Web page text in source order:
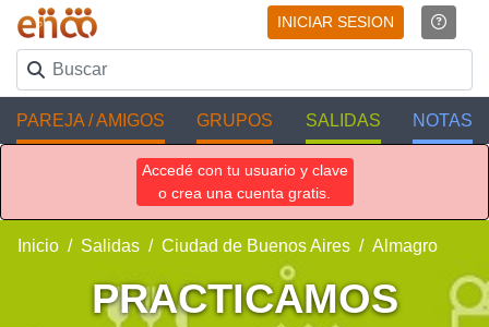
INICIAR SESION
PAREJA / AMIGOS GRUPOS SALIDAS NOTAS
Accedé con tu usuario y clave
o crea una cuenta gratis.
Inicio Salidas Ciudad de Buenos Aires Almagro
PRACTICAMOS